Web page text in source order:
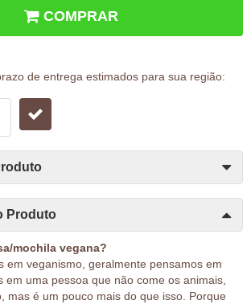
COMPRAR
de entrega estimados para sua região:
Produto
mochila vegana?
em veganismo, geralmente pensamos em
em uma pessoa que não come os animais,
mas é um pouco mais do que isso. Porque